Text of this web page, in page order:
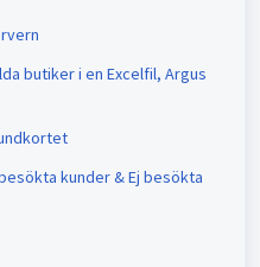
butiker i en Excelfil, Argus
kunder & Ej besökta